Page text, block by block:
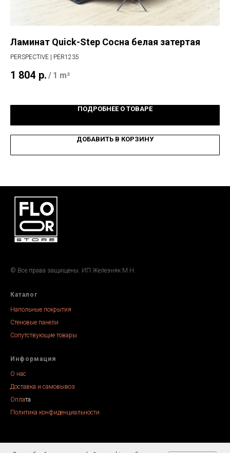
Ламинат Quick-Step Сосна белая затертая
PERSPECTIVE | PER1235
1 804 р. / 1 m²
ПОДРОБНЕЕ О ТОВАРЕ
ДОБАВИТЬ В КОРЗИНУ
© Все права защищены. ИП Железняк М.Н.
Каталог
Напольные покрытия
Стеновые панели
Сопутствующие товары
Информация
О нас
Доставка и самовывоз
Оплата
Политика конфиденциальности